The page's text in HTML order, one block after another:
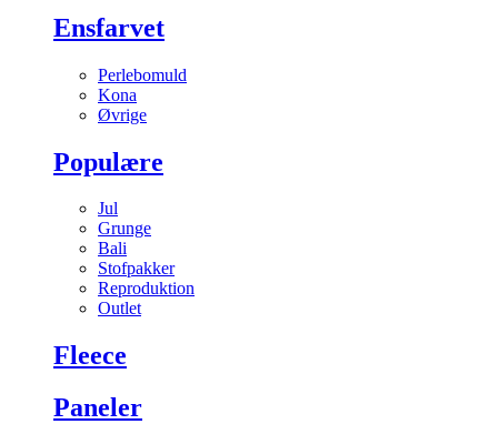
Ensfarvet
Perlebomuld
Kona
Øvrige
Populære
Jul
Grunge
Bali
Stofpakker
Reproduktion
Outlet
Fleece
Paneler